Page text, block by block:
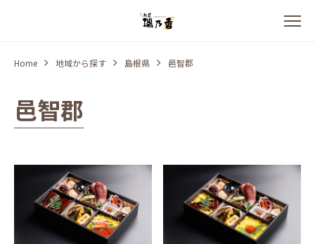
Home 地域から探す 島根県 邑智郡
邑智郡